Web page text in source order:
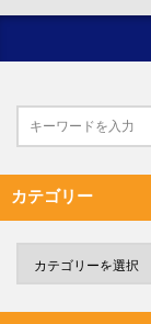
カテゴリー